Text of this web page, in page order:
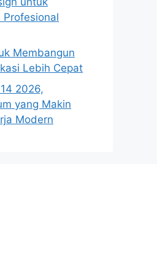
Profesional
Membangun
Lebih Cepat
2026,
yang Makin
Modern